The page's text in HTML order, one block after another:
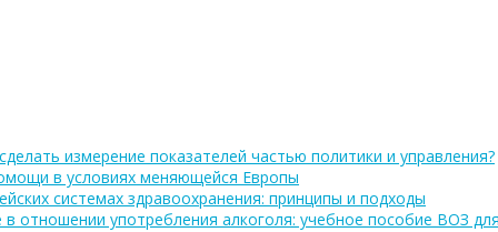
измерение показателей частью политики и управления?
в условиях меняющейся Европы
системах здравоохранения: принципы и подходы
в отношении употребления алкоголя: учебное пособие ВОЗ